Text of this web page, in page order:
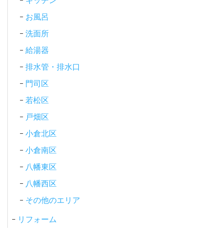
お風呂
洗面所
給湯器
排水管・排水口
門司区
若松区
戸畑区
小倉北区
小倉南区
八幡東区
八幡西区
その他のエリア
リフォーム